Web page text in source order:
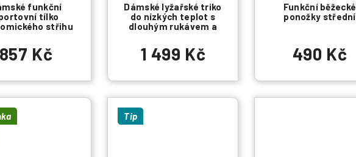
funkční
tílko
střihu
857 Kč
Dámské lyžařské triko
do nízkých teplot s
dlouhým rukávem a
1 499 Kč
Funkční běžecké
ponožky střední
490 Kč
Tip